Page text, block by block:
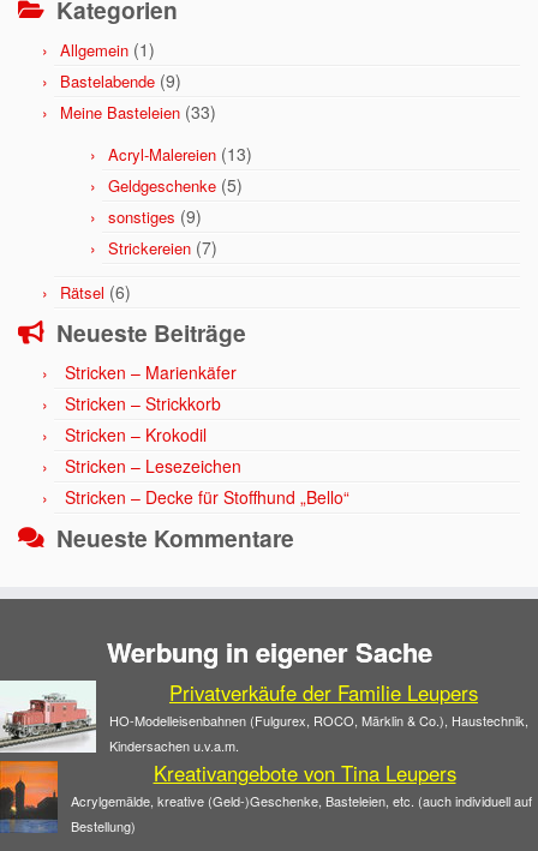
Kategorien
Allgemein (1)
Bastelabende (9)
Meine Basteleien (33)
Acryl-Malereien (13)
Geldgeschenke (5)
sonstiges (9)
Strickereien (7)
Rätsel (6)
Neueste Beiträge
Stricken – Marienkäfer
Stricken – Strickkorb
Stricken – Krokodil
Stricken – Lesezeichen
Stricken – Decke für Stoffhund „Bello“
Neueste Kommentare
Werbung in eigener Sache
Privatverkäufe der Familie Leupers
HO-Modelleisenbahnen (Fulgurex, ROCO, Märklin & Co.), Haustechnik,
Kindersachen u.v.a.m.
Kreativangebote von Tina Leupers
Acrylgemälde, kreative (Geld-)Geschenke, Basteleien, etc. (auch individuell auf
Bestellung)